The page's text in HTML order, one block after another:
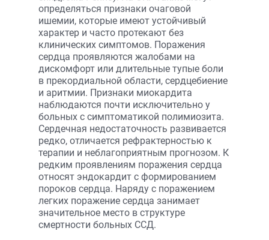
определяться признаки очаговой
ишемии, которые имеют устойчивый
характер и часто протекают без
клинических симптомов. Поражения
сердца проявляются жалобами на
дискомфорт или длительные тупые боли
в прекордиальной области, сердцебиение
и аритмии. Признаки миокардита
наблюдаются почти исключительно у
больных с симптоматикой полимиозита.
Сердечная недостаточность развивается
редко, отличается рефрактерностью к
терапии и неблагоприятным прогнозом. К
редким проявлениям поражения сердца
относят эндокардит с формированием
пороков сердца. Наряду с поражением
легких поражение сердца занимает
значительное место в структуре
смертности больных ССД.